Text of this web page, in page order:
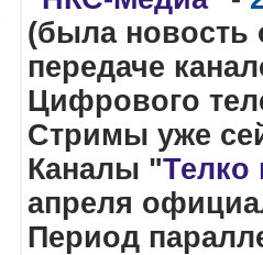
(была новость
передаче
Цифрового
Стримы уже
Каналы "Телко
апреля
Период